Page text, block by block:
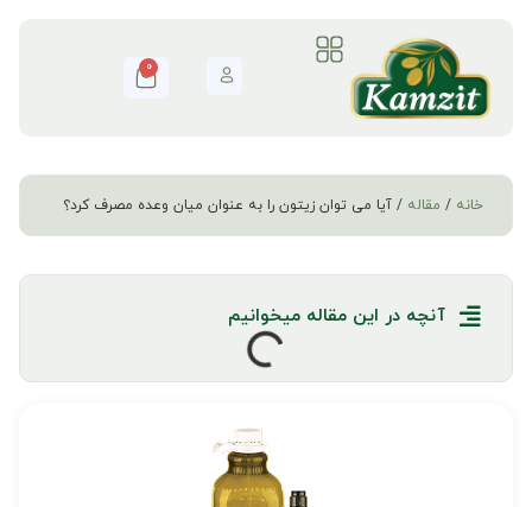
0
خانه / مقاله / آیا می توان زیتون را به عنوان میان وعده مصرف کرد؟
آنچه در این مقاله میخوانیم